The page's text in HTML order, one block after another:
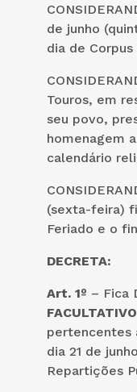
de junho
dia de Corpus
Touros, em
seu povo,
homenagem
calendário
(sexta-feira)
Feriado e o
DECRETA:
Art. 1º – Fica
FACULTATIVO
pertencentes
dia 21 de
Repartições